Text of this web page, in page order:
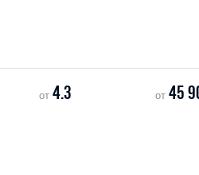
от4.3 от 45